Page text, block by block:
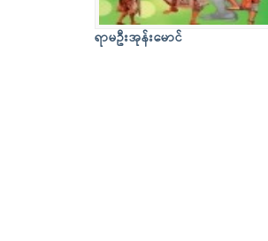
ရာမဦးအုန်းမောင်